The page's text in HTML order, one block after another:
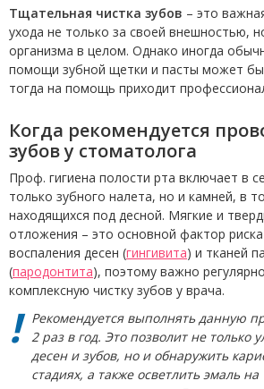
Тщательная чистка зубов – это
ухода не только за своей внешностью,
организма в целом. Однако иногда
помощи зубной щетки и пасты может
тогда на помощь приходит
Когда рекомендуется
зубов у стоматолога
Проф. гигиена полости рта включает в
только зубного налета, но и камней, в
находящихся под десной. Мягкие и
отложения – это основной фактор
воспаления десен (гингивита) и тканей
(пародонтита), поэтому важно
комплексную чистку зубов у врача.
Рекомендуется выполнять данную
2 раз в год. Это позволит не только
десен и зубов, но и обнаружить
стадиях, а также осветлить эмаль